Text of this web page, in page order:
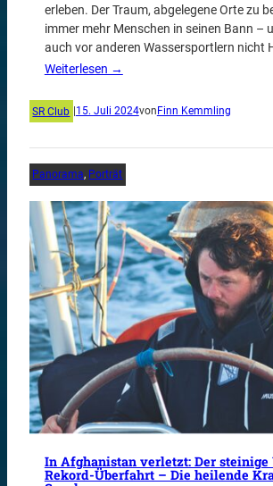
erleben. Der Traum, abgelegene Orte zu
immer mehr Menschen in seinen Bann –
auch vor anderen Wassersportlern nicht
Weiterlesen →
SR Club 15. Juli 2024von Finn Kemmling
Panorama, Porträt
In Afghanistan verletzt: Der steinige
Rekord-Überfahrt – Die heilende